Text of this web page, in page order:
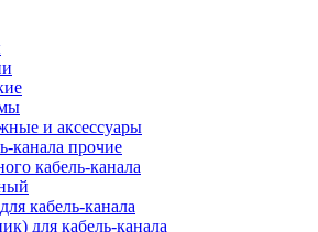
и аксессуары
канала прочие
кабель-канала
кабель-канала
для кабель-канала